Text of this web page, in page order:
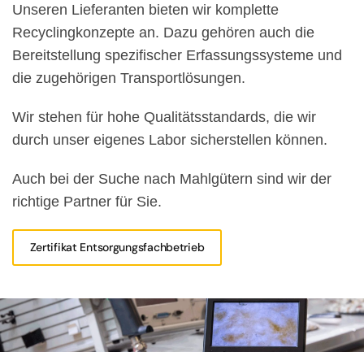
Unseren Lieferanten bieten wir komplette
Recyclingkonzepte an. Dazu gehören auch die
Bereitstellung spezifischer Erfassungs­systeme und
die zugehörigen Transportlösungen.
Wir stehen für hohe Qualitätsstandards, die wir
durch unser eigenes Labor sicherstellen können.
Auch bei der Suche nach Mahlgütern sind wir der
richtige Partner für Sie.
Zertifikat Entsorgungsfachbetrieb